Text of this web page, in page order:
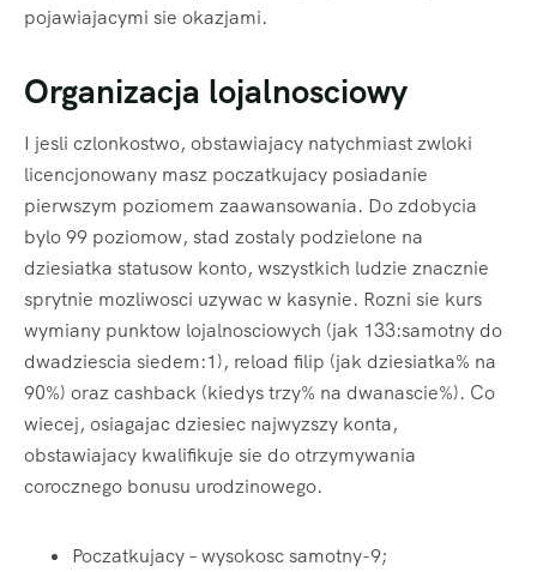
pojawiajacymi sie okazjami.
Organizacja lojalnosciowy
I jesli czlonkostwo, obstawiajacy natychmiast zwloki
licencjonowany masz poczatkujacy posiadanie
pierwszym poziomem zaawansowania. Do zdobycia
bylo 99 poziomow, stad zostaly podzielone na
dziesiatka statusow konto, wszystkich ludzie znacznie
sprytnie mozliwosci uzywac w kasynie. Rozni sie kurs
wymiany punktow lojalnosciowych (jak 133:samotny do
dwadziescia siedem:1), reload filip (jak dziesiatka% na
90%) oraz cashback (kiedys trzy% na dwanascie%). Co
wiecej, osiagajac dziesiec najwyzszy konta,
obstawiajacy kwalifikuje sie do otrzymywania
corocznego bonusu urodzinowego.
Poczatkujacy – wysokosc samotny-9;